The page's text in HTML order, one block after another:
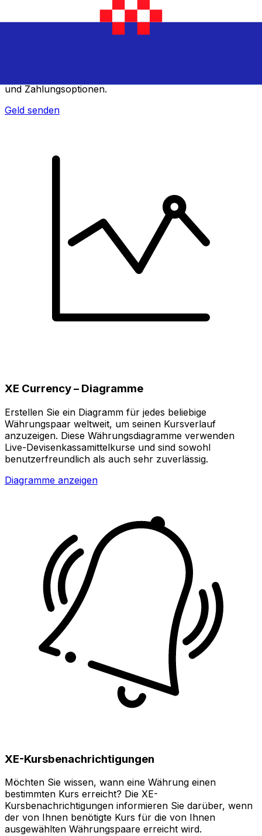
und Zahlungsoptionen.
Geld senden
XE Currency – Diagramme
Erstellen Sie ein Diagramm für jedes beliebige
Währungspaar weltweit, um seinen Kursverlauf
anzuzeigen. Diese Währungsdiagramme verwenden
Live-Devisenkassamittelkurse und sind sowohl
benutzerfreundlich als auch sehr zuverlässig.
Diagramme anzeigen
XE-Kursbenachrichtigungen
Möchten Sie wissen, wann eine Währung einen
bestimmten Kurs erreicht? Die XE-
Kursbenachrichtigungen informieren Sie darüber, wenn
der von Ihnen benötigte Kurs für die von Ihnen
ausgewählten Währungspaare erreicht wird.